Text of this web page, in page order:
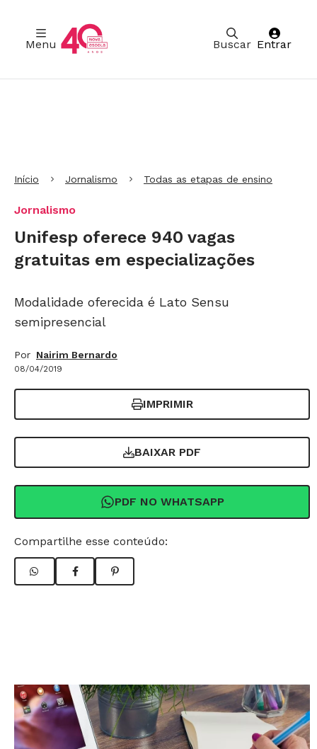
Buscar
Menu Entrar
Início Jornalismo Todas as etapas de ensino
Jornalismo
Unifesp oferece 940 vagas
gratuitas em especializações
Modalidade oferecida é Lato Sensu
semipresencial
Por Nairim Bernardo
08/04/2019
IMPRIMIR
BAIXAR PDF
PDF NO WHATSAPP
Compartilhe esse conteúdo: